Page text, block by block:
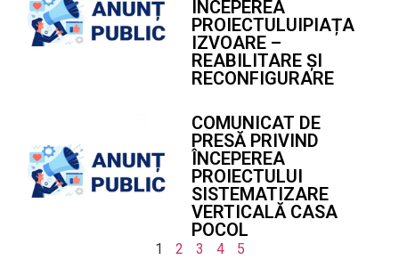
ÎNCEPEREA
PROIECTULUIPIAȚA
IZVOARE –
REABILITARE ȘI
RECONFIGURARE
COMUNICAT DE
PRESĂ PRIVIND
ÎNCEPEREA
PROIECTULUI
SISTEMATIZARE
VERTICALĂ CASA
POCOL
1 2 3 4 5